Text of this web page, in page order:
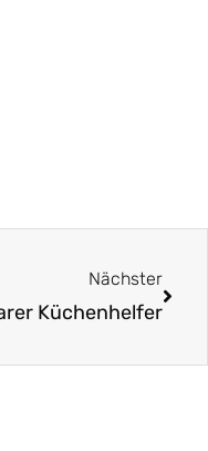
Nächster
Küchenhelfer